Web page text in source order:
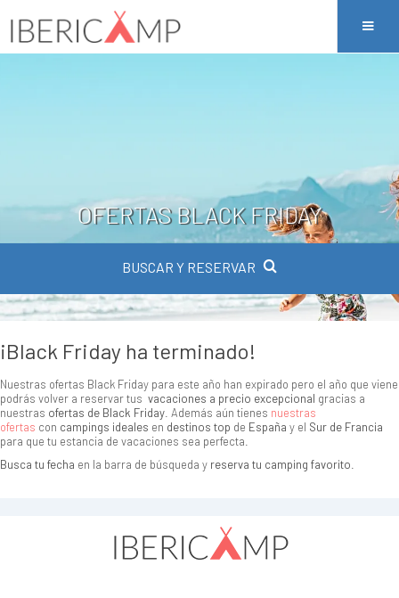
OFERTAS BLACK FRIDAY
BUSCAR Y RESERVAR
¡Black Friday ha terminado!
Nuestras ofertas Black Friday para este año han expirado pero el año que viene
podrás volver a reservar tus vacaciones a precio excepcional gracias a
nuestras ofertas de Black Friday . Además aún tienes nuestras
ofertas con campings ideales en destinos top de España y el Sur de Francia
para que tu estancia de vacaciones sea perfecta.
Busca tu fecha en la barra de búsqueda y reserva tu camping favorito